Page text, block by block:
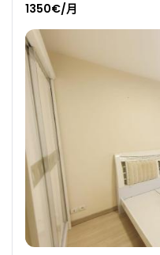
1350€/月